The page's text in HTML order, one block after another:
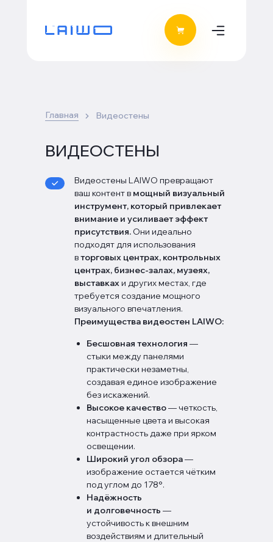
ВИДЕОСТЕНЫ
Главная Видеостены
Видеостены LAIWO превращают
ваш контент в мощный визуальный
инструмент, который привлекает
внимание и усиливает эффект
присутствия. Они идеально
подходят для использования
вторговых центрах, контрольных
центрах, бизнес-залах, музеях,
выставкахи других местах, где
требуется создание мощного
визуального впечатления.
Преимущества видеостен LAIWO:
Бесшовная технология —
стыки между панелями
практически незаметны,
создавая единое изображение
без искажений.
Высокое качество— четкость,
насыщенные цвета и высокая
контрастность даже при ярком
освещении.
Широкий угол обзора—
изображение остается чётким
под углом до 178°.
Надёжность
и долговечность —
устойчивость к внешним
воздействиям и длительный